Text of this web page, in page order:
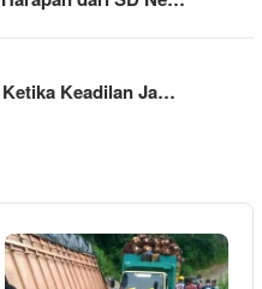
Keadilan Ja…